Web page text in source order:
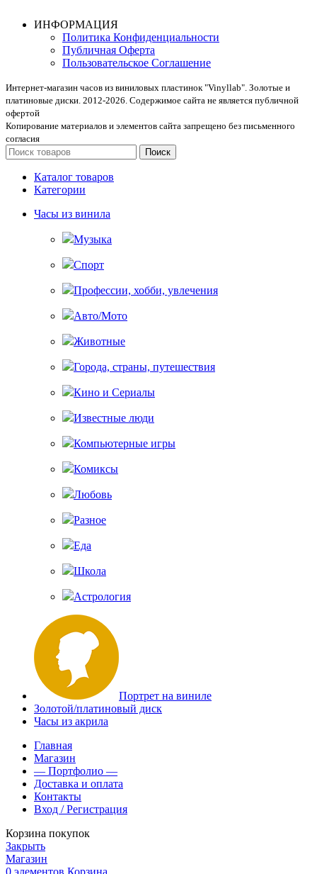
ИНФОРМАЦИЯ
Политика Конфиденциальности
Публичная Оферта
Пользовательское Соглашение
Интернет-магазин часов из виниловых пластинок "Vinyllab". Золотые и
платиновые диски. 2012-2026. Содержимое сайта не является публичной
офертой
Копирование материалов и элементов сайта запрещено без письменного
согласия
Поиск
Каталог товаров
Категории
Часы из винила
Музыка
Спорт
Профессии, хобби, увлечения
Авто/Мото
Животные
Города, страны, путешествия
Кино и Сериалы
Известные люди
Компьютерные игры
Комиксы
Любовь
Разное
Еда
Школа
Астрология
Портрет на виниле
Золотой/платиновый диск
Часы из акрила
Главная
Магазин
— Портфолио —
Доставка и оплата
Контакты
Вход / Регистрация
Корзина покупок
Закрыть
Магазин